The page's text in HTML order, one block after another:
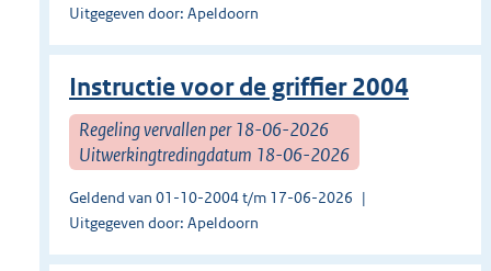
Uitgegeven door: Apeldoorn
Instructie voor de griffier 2004
Regeling vervallen per 18-06-2026
Uitwerkingtredingdatum 18-06-2026
Geldend van 01-10-2004 t/m 17-06-2026
Uitgegeven door: Apeldoorn